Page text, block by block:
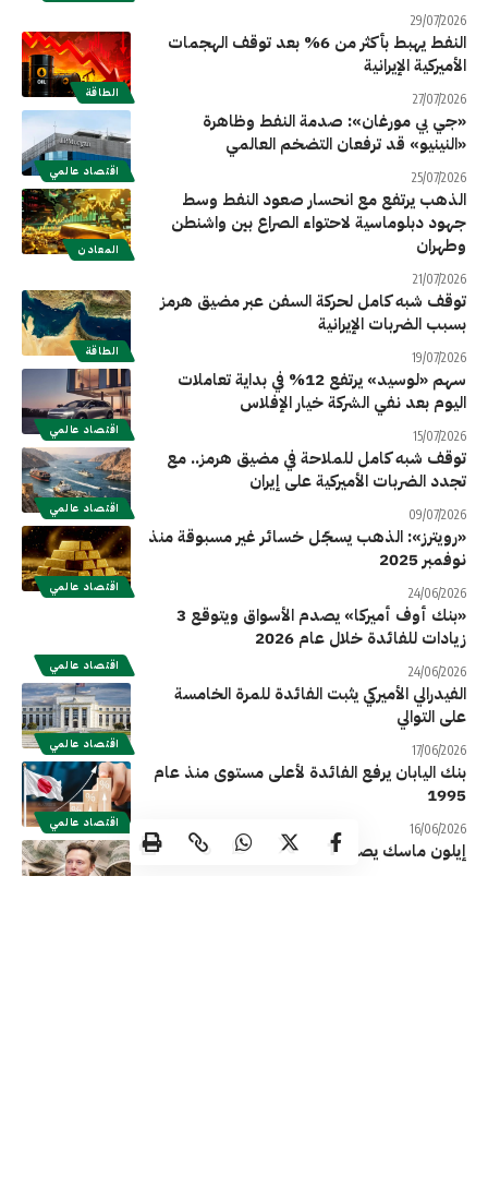
29/07/2026
الطاقة
النفط يهبط بأكثر من 6% بعد توقف الهجمات
الأميركية الإيرانية
27/07/2026
اقتصاد عالمي
«جي بي مورغان»: صدمة النفط وظاهرة
«النينيو» قد ترفعان التضخم العالمي
25/07/2026
المعادن
الذهب يرتفع مع انحسار صعود النفط وسط
جهود دبلوماسية لاحتواء الصراع بين واشنطن
وطهران
21/07/2026
الطاقة
توقف شبه كامل لحركة السفن عبر مضيق هرمز
بسبب الضربات الإيرانية
19/07/2026
اقتصاد عالمي
سهم «لوسيد» يرتفع 12% في بداية تعاملات
اليوم بعد نفي الشركة خيار الإفلاس
15/07/2026
اقتصاد عالمي
توقف شبه كامل للملاحة في مضيق هرمز.. مع
تجدد الضربات الأميركية على إيران
09/07/2026
اقتصاد عالمي
«رويترز»: الذهب يسجّل خسائر غير مسبوقة منذ
نوفمبر 2025
24/06/2026
اقتصاد عالمي
«بنك أوف أميركا» يصدم الأسواق ويتوقع 3
زيادات للفائدة خلال عام 2026
24/06/2026
اقتصاد عالمي
الفيدرالي الأميركي يثبت الفائدة للمرة الخامسة
على التوالي
17/06/2026
اقتصاد عالمي
بنك اليابان يرفع الفائدة لأعلى مستوى منذ عام
1995
16/06/2026
إيلون ماسك يصبح أول «تريليونير» في التاريخ